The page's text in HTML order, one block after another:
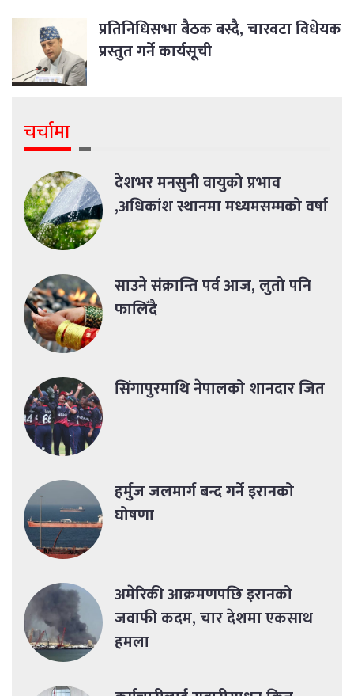
प्रतिनिधिसभा बैठक बस्दै, चारवटा विधेयक
प्रस्तुत गर्ने कार्यसूची
चर्चामा
देशभर मनसुनी वायुको प्रभाव
,अधिकांश स्थानमा मध्यमसम्मको वर्षा
साउने संक्रान्ति पर्व आज, लुतो पनि
फालिँदै
सिंगापुरमाथि नेपालको शानदार जित
हर्मुज जलमार्ग बन्द गर्ने इरानको
घोषणा
अमेरिकी आक्रमणपछि इरानको
जवाफी कदम, चार देशमा एकसाथ
हमला